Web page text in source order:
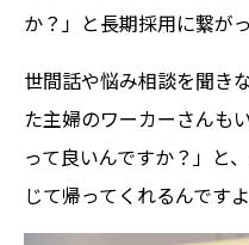
か？」と長期採用に繋が
世間話や悩み相談を聞き
た主婦のワーカーさんも
って良いんですか？」と
じて帰ってくれるんですよ